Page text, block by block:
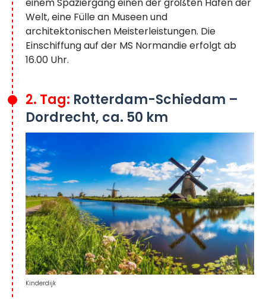
einem Spaziergang einen der größten Häfen der
Welt, eine Fülle an Museen und
architektonischen Meisterleistungen. Die
Einschiffung auf der MS Normandie erfolgt ab
16.00 Uhr.
2. Tag: Rotterdam-Schiedam –
Dordrecht, ca. 50 km
Kinderdijk